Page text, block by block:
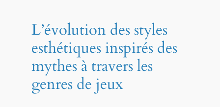
L’évolution des styles
esthétiques inspirés des
mythes à travers les
genres de jeux